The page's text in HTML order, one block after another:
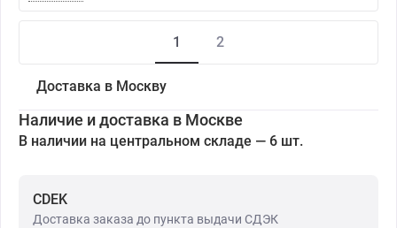
1 2
Доставка в Москву
Наличие и доставка в Москве
В наличии на центральном складе — 6 шт.
CDEK
Доставка заказа до пункта выдачи СДЭК